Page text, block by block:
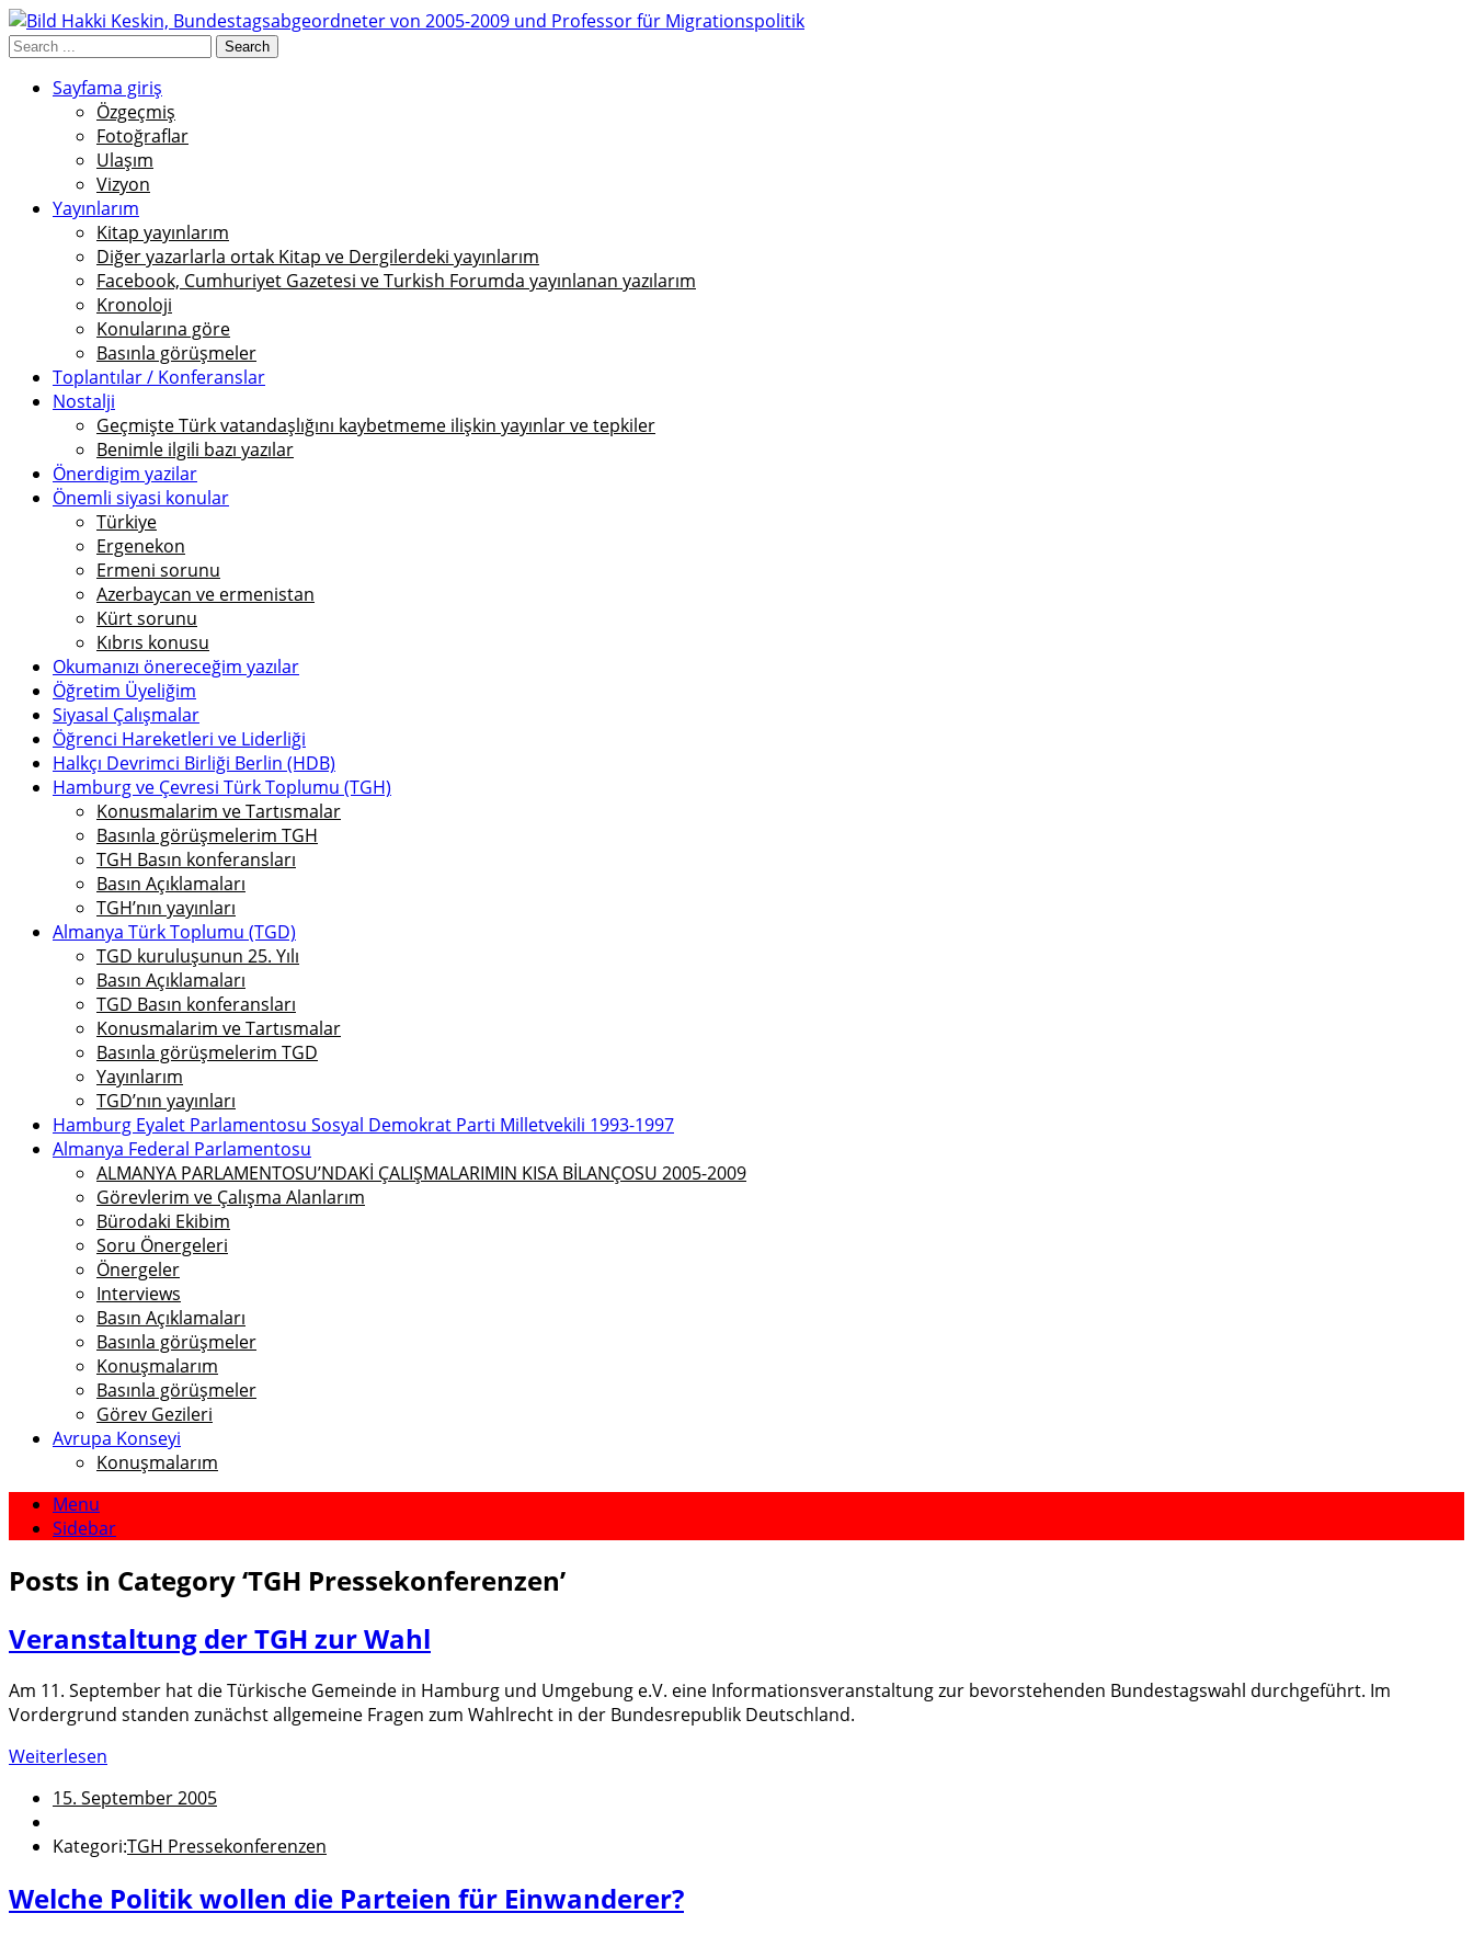
Sayfama giriş
Özgeçmiş
Fotoğraflar
Ulaşım
Vizyon
Yayınlarım
Kitap yayınlarım
Diğer yazarlarla ortak Kitap ve Dergilerdeki yayınlarım
Facebook, Cumhuriyet Gazetesi ve Turkish Forumda yayınlanan yazılarım
Kronoloji
Konularına göre
Basınla görüşmeler
Toplantılar / Konferanslar
Nostalji
Geçmişte Türk vatandaşlığını kaybetmeme ilişkin yayınlar ve tepkiler
Benimle ilgili bazı yazılar
Önerdigim yazilar
Önemli siyasi konular
Türkiye
Ergenekon
Ermeni sorunu
Azerbaycan ve ermenistan
Kürt sorunu
Kıbrıs konusu
Okumanızı önereceğim yazılar
Öğretim Üyeliğim
Siyasal Çalışmalar
Öğrenci Hareketleri ve Liderliği
Halkçı Devrimci Birliği Berlin (HDB)
Hamburg ve Çevresi Türk Toplumu (TGH)
Konusmalarim ve Tartısmalar
Basınla görüşmelerim TGH
TGH Basın konferansları
Basın Açıklamaları
TGH’nın yayınları
Almanya Türk Toplumu (TGD)
TGD kuruluşunun 25. Yılı
Basın Açıklamaları
TGD Basın konferansları
Konusmalarim ve Tartısmalar
Basınla görüşmelerim TGD
Yayınlarım
TGD’nın yayınları
Hamburg Eyalet Parlamentosu Sosyal Demokrat Parti Milletvekili 1993-1997
Almanya Federal Parlamentosu
ALMANYA PARLAMENTOSU’NDAKİ ÇALIŞMALARIMIN KISA BİLANÇOSU 2005-2009
Görevlerim ve Çalışma Alanlarım
Bürodaki Ekibim
Soru Önergeleri
Önergeler
Interviews
Basın Açıklamaları
Basınla görüşmeler
Konuşmalarım
Basınla görüşmeler
Görev Gezileri
Avrupa Konseyi
Konuşmalarım
Menu
Sidebar
Posts in Category‘TGH Pressekonferenzen’
Veranstaltung der TGH zur Wahl
Am 11. September hat die Türkische Gemeinde in Hamburg und Umgebung e.V. eine Informationsveranstaltung zur bevorstehenden Bundestagswahl durchgeführt. Im
Vordergrund standen zunächst allgemeine Fragen zum Wahlrecht in der Bundesrepublik Deutschland.
Weiterlesen
15. September 2005
Kategori:TGH Pressekonferenzen
Welche Politik wollen die Parteien für Einwanderer?